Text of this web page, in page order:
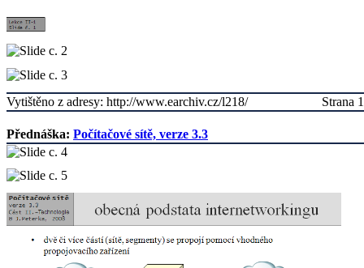
Strana 1
Vytištěno z adresy: http://www.earchiv.cz/l218/
Přednáška: Počítačové sítě, verze 3.3